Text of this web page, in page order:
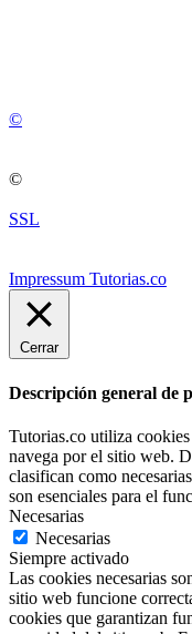
©
©
SSL
Impressum Tutorias.co
Cerrar
Descripción general de
Tutorias.co utiliza
navega por el sitio web.
clasifican como
son esenciales para el
Necesarias
Necesarias
Siempre activado
Las cookies necesarias
sitio web funcione
cookies que garantizan